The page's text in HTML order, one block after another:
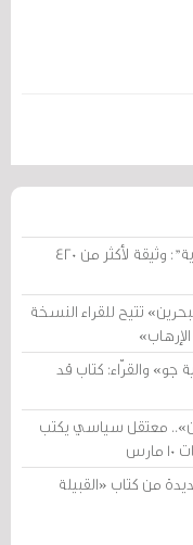
إسراء الفاس عن كتاب "بلا هوية": وثيقة لأكثر من 420
تتيح للقراء النسخة
جو» والقرّاء: كتاب قد
معتقل سياسي يكتب
من كتاب «القبيلة